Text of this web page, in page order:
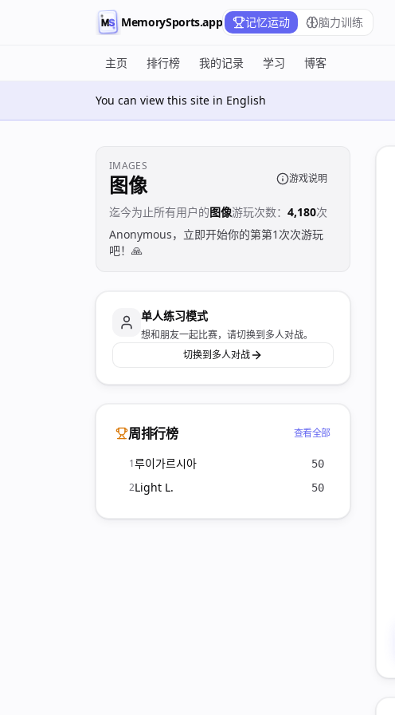
MemorySports.app 记忆运动 脑力训练
主页 排行榜 我的记录 学习 博客
You can view this site in English
IMAGES
图像 游戏说明
迄今为止所有用户的图像游玩次数： 4,180次
Anonymous，立即开始你的第第1次次游玩
吧！🙏
单人练习模式
想和朋友一起比赛，请切换到多人对战。
切换到多人对战
周排行榜 查看全部
1루이가르시아 50
2Light L. 50